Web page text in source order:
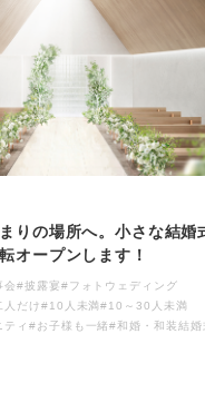
りの場所へ。小さな結婚
オープンします！
会#披露宴#フォトウェディング
人だけ#10人未満#10～30人未満
ティ#お子様も一緒#和婚・和装結婚